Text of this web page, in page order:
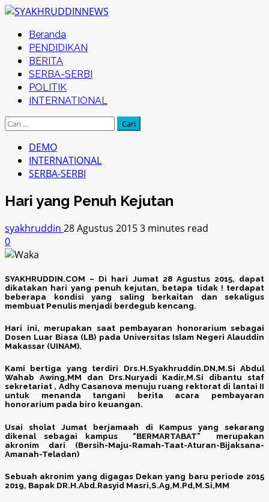
Skip
content
Primary
Menu
Beranda
PENDIDIKAN
BERITA
SERBA-SERBI
POLITIK
INTERNATIONAL
Cari
DEMO
INTERNATIONAL
SERBA-SERBI
Hari yang Penuh Kejutan
syakhruddin 28 Agustus 20153 minutes read
0
SYAKHRUDDIN.COM – Di hari Jumat 28 Agustus 2015, dapat
dikatakan hari yang penuh kejutan, betapa tidak ! terdapat
beberapa kondisi yang saling berkaitan dan sekaligus
membuat Penulis menjadi berdegub kencang.
Hari ini, merupakan saat pembayaran honorarium sebagai
Dosen Luar Biasa (LB) pada Universitas Islam Negeri Alauddin
Makassar (UINAM).
Kami bertiga yang terdiri Drs.H.Syakhruddin.DN,M.Si Abdul
Wahab Awing,MM dan Drs.Nuryadi Kadir,M.Si dibantu staf
sekretariat , Adhy Casanova menuju ruang rektorat di lantai II
untuk menanda tangani berita acara pembayaran
honorarium pada biro keuangan.
Usai sholat Jumat berjamaah di Kampus yang sekarang
dikenal sebagai kampus “BERMARTABAT” merupakan
akronim dari (Bersih-Maju-Ramah-Taat-Aturan-Bijaksana-
Amanah-Teladan)
Sebuah akronim yang digagas Dekan yang baru periode 2015
2019, Bapak DR.H.Abd.Rasyid Masri,S.Ag,M.Pd,M.Si,MM